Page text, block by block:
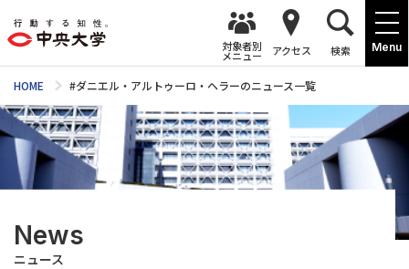
Menu
対象者別
メニュー アクセス 検索
HOME #ダニエル・アルトゥーロ・ヘラーのニュース一覧
News
ニュース